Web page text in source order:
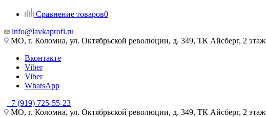
Сравнение товаров0
info@lavkaprofi.ru
МО, г. Коломна, ул. Октябрьской революции, д. 349, ТК Айсберг, 2 этаж
Вконтакте
Viber
Viber
WhatsApp
+7 (919) 725-55-23
МО, г. Коломна, ул. Октябрьской революции, д. 349, ТК Айсберг, 2 этаж